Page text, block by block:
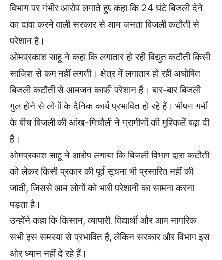
विभाग पर गंभीर आरोप लगाते हुए कहा कि 24 घंटे बिजली देने
का दावा करने वाली सरकार से आम जनता बिजली कटौती से
परेशान है।
ओमप्रकाश साहू ने कहा कि लगातार हो रही विद्युत कटौती किसी
साजिश से कम नहीं लगती। क्षेत्र में लगातार हो रही अघोषित
बिजली कटौती से आमजन काफी परेशान हैं। बार-बार बिजली
गुल होने से लोगों के दैनिक कार्य प्रभावित हो रहे हैं। भीषण गर्मी
के बीच बिजली की आंख-मिचौली ने ग्रामीणों की मुश्किलें बढ़ा दी
हैं।
ओमप्रकाश साहू ने आरोप लगाया कि बिजली विभाग द्वारा कटौती
को लेकर किसी प्रकार की पूर्व सूचना भी प्रसारित नहीं की
जाती, जिससे आम लोगों को भारी परेशानी का सामना करना
पड़ता है।
उन्होंने कहा कि किसान, व्यापारी, विद्यार्थी और आम नागरिक
सभी इस समस्या से प्रभावित हैं, लेकिन सरकार और विभाग इस
ओर ध्यान नहीं दे रहे हैं।